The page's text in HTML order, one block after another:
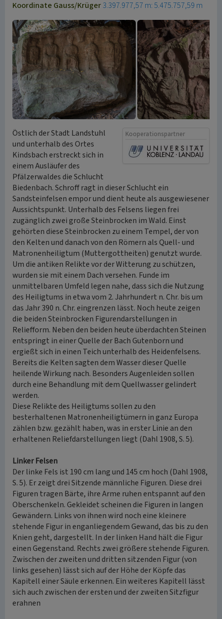
Koordinate Gauss/Krüger3.397.977,57 m: 5.475.757,59 m
Kooperationspartner
Östlich der Stadt Landstuhl
und unterhalb des Ortes
Kindsbach erstreckt sich in
einem Ausläufer des
Pfälzerwaldes die Schlucht
Biedenbach. Schroff ragt in dieser Schlucht ein
Sandsteinfelsen empor und dient heute als ausgewiesener
Aussichtspunkt. Unterhalb des Felsens liegen frei
zugänglich zwei große Steinbrocken im Wald. Einst
gehörten diese Steinbrocken zu einem Tempel, der von
den Kelten und danach von den Römern als Quell- und
Matronenheiligtum (Muttergottheiten) genutzt wurde.
Um die antiken Relikte vor der Witterung zu schützen,
wurden sie mit einem Dach versehen. Funde im
unmittelbaren Umfeld legen nahe, dass sich die Nutzung
des Heiligtums in etwa vom 2. Jahrhundert n. Chr. bis um
das Jahr 390 n. Chr. eingrenzen lässt. Noch heute zeigen
die beiden Steinbrocken Figurendarstellungen in
Reliefform. Neben den beiden heute überdachten Steinen
entspringt in einer Quelle der Bach Gutenborn und
ergießt sich in einen Teich unterhalb des Heidenfelsens.
Bereits die Kelten sagten dem Wasser dieser Quelle
heilende Wirkung nach. Besonders Augenleiden sollen
durch eine Behandlung mit dem Quellwasser gelindert
werden.
Diese Relikte des Heiligtums sollen zu den
besterhaltenen Matronenheiligtümern in ganz Europa
zählen bzw. gezählt haben, was in erster Linie an den
erhaltenen Reliefdarstellungen liegt (Dahl 1908, S. 5).
Linker Felsen
Der linke Fels ist 190 cm lang und 145 cm hoch (Dahl 1908,
S. 5). Er zeigt drei Sitzende männliche Figuren. Diese drei
Figuren tragen Bärte, ihre Arme ruhen entspannt auf den
Oberschenkeln. Gekleidet scheinen die Figuren in langen
Gewändern. Links von ihnen wird noch eine kleinere
stehende Figur in enganliegendem Gewand, das bis zu den
Knien geht, dargestellt. In der linken Hand hält die Figur
einen Gegenstand. Rechts zwei größere stehende Figuren.
Zwischen der zweiten und dritten sitzenden Figur (von
links gesehen) lässt sich auf der Höhe der Köpfe das
Kapitell einer Säule erkennen. Ein weiteres Kapitell lässt
sich auch zwischen der ersten und der zweiten Sitzfigur
erahnen